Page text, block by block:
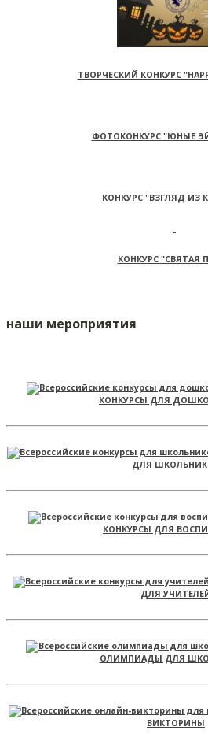
ТВОРЧЕСКИЙ КОНКУРС
ФОТОКОНКУРС "ЮНЫЕ
КОНКУРС "ВЗГЛЯД ИЗ
КОНКУРС "СВЯТАЯ
наши мероприятия
КОНКУРСЫ ДЛЯ
ДЛЯ
КОНКУРСЫ ДЛЯ
ДЛЯ
ОЛИМПИАДЫ ДЛЯ
ВИКТОРИНЫ